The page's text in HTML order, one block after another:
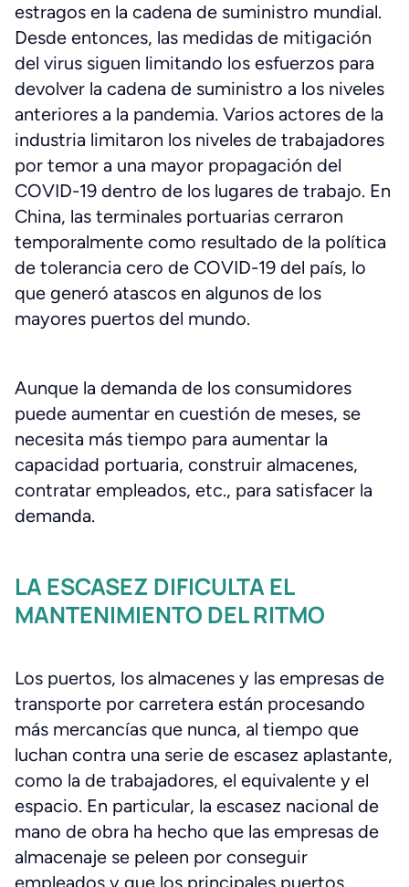
estragos en la cadena de suministro mundial.
Desde entonces, las medidas de mitigación
del virus siguen limitando los esfuerzos para
devolver la cadena de suministro a los niveles
anteriores a la pandemia. Varios actores de la
industria limitaron los niveles de trabajadores
por temor a una mayor propagación del
COVID-19 dentro de los lugares de trabajo. En
China, las terminales portuarias cerraron
temporalmente como resultado de la política
de tolerancia cero de COVID-19 del país, lo
que generó atascos en algunos de los
mayores puertos del mundo.
Aunque la demanda de los consumidores
puede aumentar en cuestión de meses, se
necesita más tiempo para aumentar la
capacidad portuaria, construir almacenes,
contratar empleados, etc., para satisfacer la
demanda.
LA ESCASEZ DIFICULTA EL
MANTENIMIENTO DEL RITMO
Los puertos, los almacenes y las empresas de
transporte por carretera están procesando
más mercancías que nunca, al tiempo que
luchan contra una serie de escasez aplastante,
como la de trabajadores, el equivalente y el
espacio. En particular, la escasez nacional de
mano de obra ha hecho que las empresas de
almacenaje se peleen por conseguir
empleados y que los principales puertos